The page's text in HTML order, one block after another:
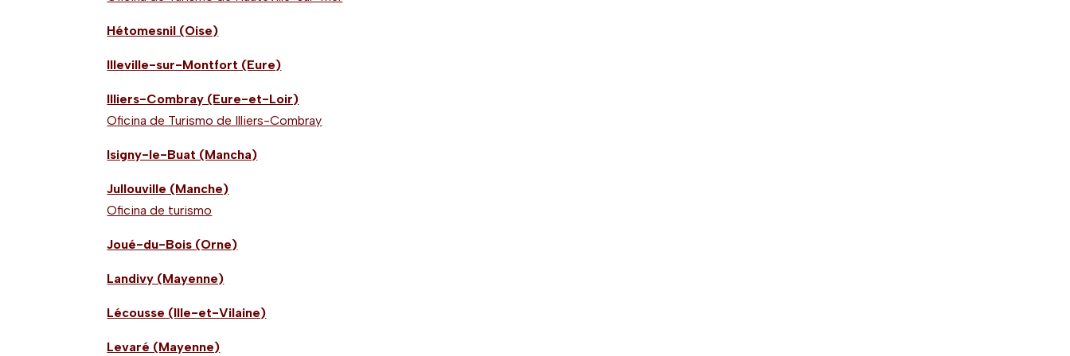
Hétomesnil (Oise)
Illeville-sur-Montfort (Eure)
Illiers-Combray (Eure-et-Loir)
Oficina de Turismo de Illiers-Combray
Isigny-le-Buat (Mancha)
Jullouville (Manche)
Oficina de turismo
Joué-du-Bois (Orne)
Landivy (Mayenne)
Lécousse (Ille-et-Vilaine)
Levaré (Mayenne)